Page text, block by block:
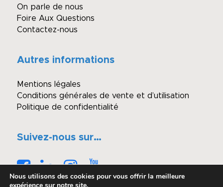
On parle de nous
Foire Aux Questions
Contactez-nous
Autres informations
Mentions légales
Conditions générales de vente et d’utilisation
Politique de confidentialité
Suivez-nous sur…
Nous utilisons des cookies pour vous offrir la meilleure